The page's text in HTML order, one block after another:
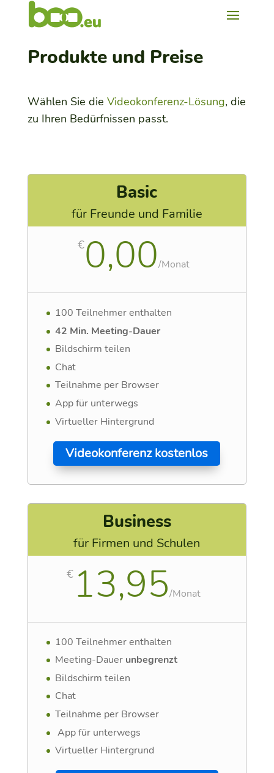
Produkte und Preise
Wählen Sie die Videokonferenz-Lösung, die
zu Ihren Bedürfnissen passt.
Basic
für Freunde und Familie
€0,00/Monat
100 Teilnehmer enthalten
42 Min. Meeting-Dauer
Bildschirm teilen
Chat
Teilnahme per Browser
App für unterwegs
Virtueller Hintergrund
Videokonferenz kostenlos
Business
für Firmen und Schulen
€13,95/Monat
100 Teilnehmer enthalten
Meeting-Dauerunbegrenzt
Bildschirm teilen
Chat
Teilnahme per Browser
App für unterwegs
Virtueller Hintergrund